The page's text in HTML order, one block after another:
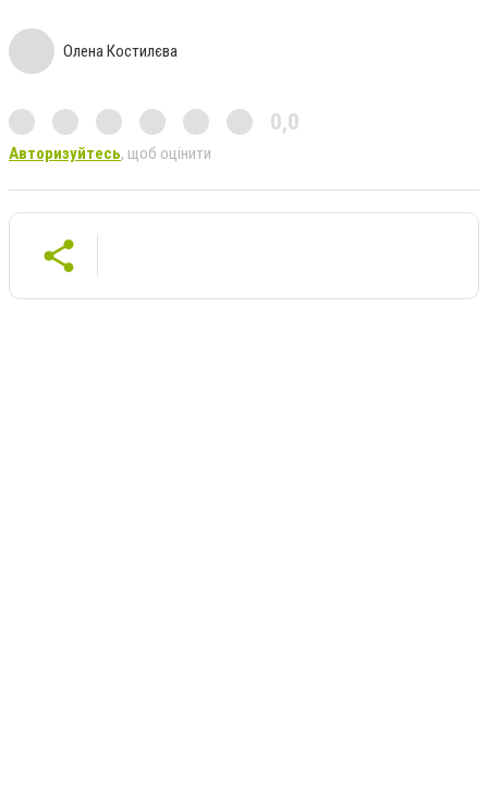
Олена Костилєва
0,0
Авторизуйтесь, щоб оцінити